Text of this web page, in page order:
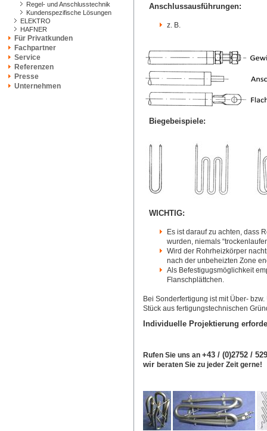
Regel- und Anschlusstechnik
Kundenspezifische Lösungen
ELEKTRO
HAFNER
Für Privatkunden
Fachpartner
Service
Referenzen
Presse
Unternehmen
Anschlussausführungen:
z. B.
Biegebeispiele:
WICHTIG:
Es ist darauf zu achten, dass
wurden, niemals
Wird der Rohrheizkörper
nach der unbeheizten Zone
Als Befestigugsmöglichkeit
Flanschplättchen.
Bei Sonderfertigung ist mit Über-
Stück aus fertigungstechnischen
Individuelle Projektierung
Rufen Sie uns an +43 / (0)2752 /
wir beraten Sie zu jeder Zeit gerne!